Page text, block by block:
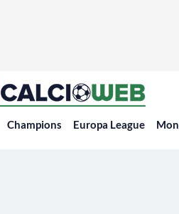
Champions Europa League